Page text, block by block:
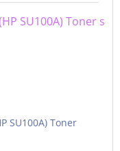
SU100A) Toner